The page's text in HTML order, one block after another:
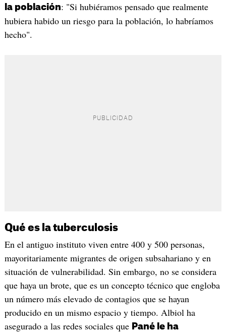
la población: "Si hubiéramos pensado que realmente
hubiera habido un riesgo para la población, lo habríamos
hecho".
Qué es la tuberculosis
En el antiguo instituto viven entre 400 y 500 personas,
mayoritariamente migrantes de origen subsahariano y en
situación de vulnerabilidad. Sin embargo, no se considera
que haya un brote, que es un concepto técnico que engloba
un número más elevado de contagios que se hayan
producido en un mismo espacio y tiempo. Albiol ha
asegurado a las redes sociales que Pané le ha